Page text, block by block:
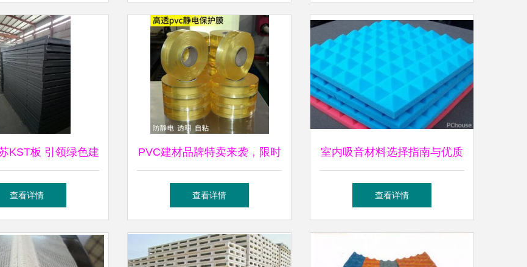
KST板 引领绿色建
钢构轻强板环保生
查看详情
PVC建材品牌特卖来袭，限时
1折起抢购热卖好物
查看详情
室内吸音材料选择指南与优质
品牌推荐
查看详情